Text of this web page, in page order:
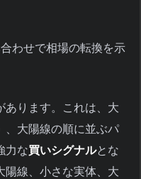
わせで相場の転換を示
あります。これは、大
、大陽線の順に並ぶパ
力な買いシグナルとな
陽線、小さな実体、大